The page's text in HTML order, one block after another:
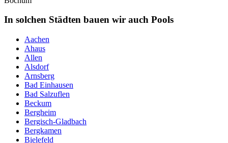
In solchen Städten bauen wir auch Pools
Aachen
Ahaus
Allen
Alsdorf
Arnsberg
Bad Einhausen
Bad Salzuflen
Beckum
Bergheim
Bergisch-Gladbach
Bergkamen
Bielefeld